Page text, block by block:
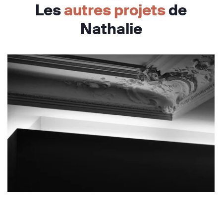
Lesautres projetsde
Nathalie